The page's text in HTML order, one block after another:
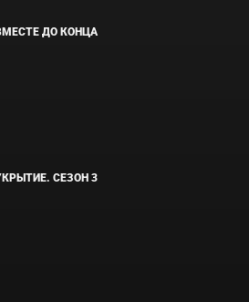
ДО КОНЦА
СЕЗОН 3